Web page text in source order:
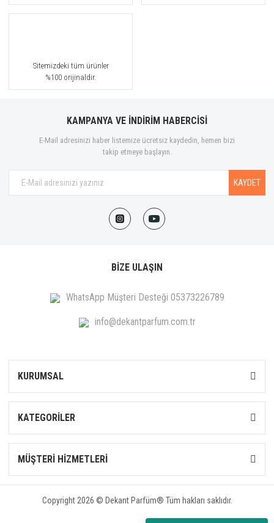
Sitemizdeki tüm ürünler
%100 orijinaldir.
KAMPANYA VE İNDİRİM HABERCİSİ
E-Mail adresinizi haber listemize ücretsiz kaydedin, hemen bizi
takip etmeye başlayın.
KAYDET
BİZE ULAŞIN
WhatsApp Müşteri Desteği 05373226789
info@dekantparfum.com.tr
KURUMSAL
KATEGORİLER
MÜŞTERİ HİZMETLERİ
Copyright 2026 © Dekant Parfüm® Tüm hakları saklıdır.